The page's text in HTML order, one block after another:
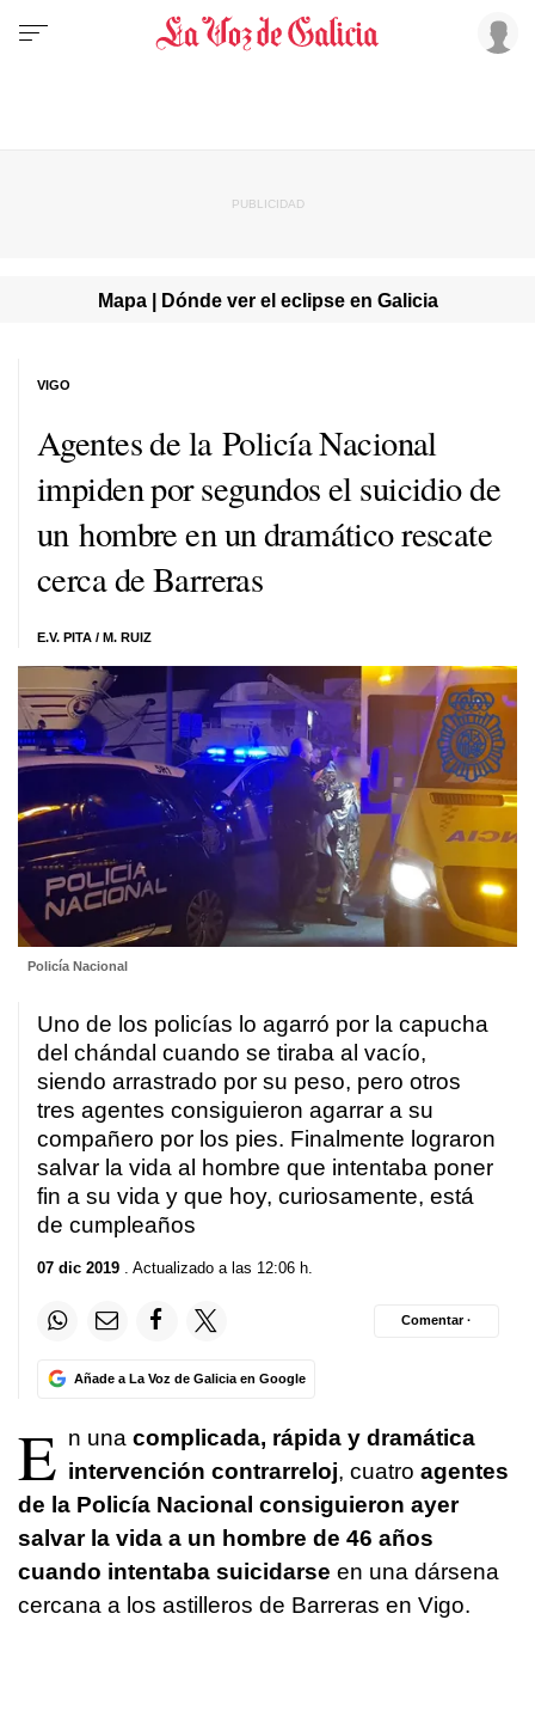
Mapa | Dónde ver el eclipse en Galicia
Agentes de la Policía Nacional
impiden por segundos el suicidio de
un hombre en un dramático rescate
cerca de Barreras
E.V. PITA / M. RUIZ
VIGO
Policía Nacional
Uno de los policías lo agarró por la capucha
del chándal cuando se tiraba al vacío,
siendo arrastrado por su peso, pero otros
tres agentes consiguieron agarrar a su
compañero por los pies. Finalmente lograron
salvar la vida al hombre que intentaba poner
fin a su vida y que hoy, curiosamente, está
de cumpleaños
07 dic 2019 . Actualizado a las 12:06 h.
Añade a La Voz de Galicia en Google
Comentar ·
E n una complicada, rápida y dramática
intervención contrarreloj, cuatro agentes
de la Policía Nacional consiguieron ayer
salvar la vida a un hombre de 46 años
cuando intentaba suicidarse en una dársena
cercana a los astilleros de Barreras en Vigo.